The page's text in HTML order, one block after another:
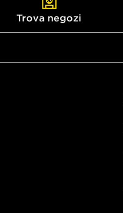
Trova negozi